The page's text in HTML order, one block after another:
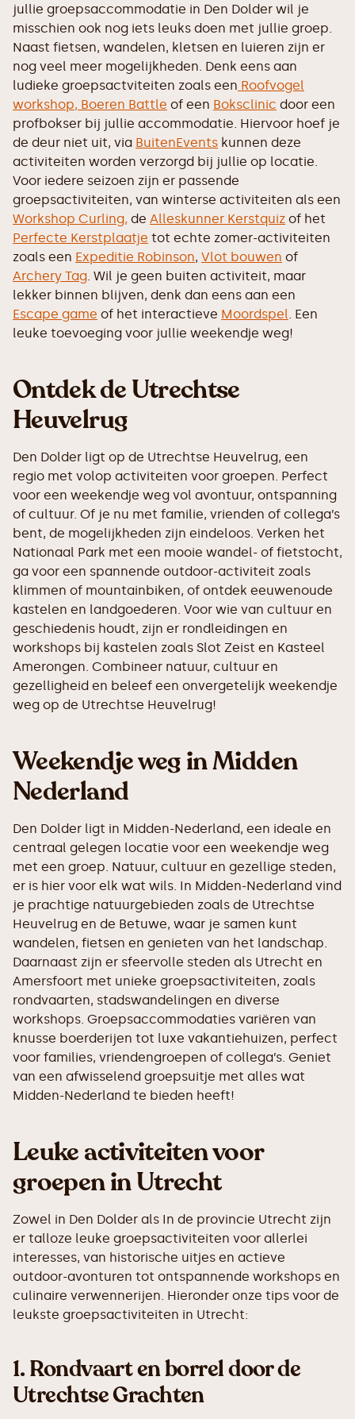
jullie groepsaccommodatie in Den Dolder wil je
misschien ook nog iets leuks doen met jullie groep.
Naast fietsen, wandelen, kletsen en luieren zijn er
nog veel meer mogelijkheden. Denk eens aan
ludieke groepsactviteiten zoals een Roofvogel
workshop, Boeren Battle of een Boksclinic door een
profbokser bij jullie accommodatie. Hiervoor hoef je
de deur niet uit, via BuitenEvents kunnen deze
activiteiten worden verzorgd bij jullie op locatie.
Voor iedere seizoen zijn er passende
groepsactiviteiten, van winterse activiteiten als een
Workshop Curling, de Alleskunner Kerstquiz of het
Perfecte Kerstplaatje tot echte zomer-activiteiten
zoals een Expeditie Robinson, Vlot bouwen of
Archery Tag. Wil je geen buiten activiteit, maar
lekker binnen blijven, denk dan eens aan een
Escape game of het interactieve Moordspel. Een
leuke toevoeging voor jullie weekendje weg!
Ontdek de Utrechtse
Heuvelrug
Den Dolder ligt op de Utrechtse Heuvelrug, een
regio met volop activiteiten voor groepen. Perfect
voor een weekendje weg vol avontuur, ontspanning
of cultuur. Of je nu met familie, vrienden of collega’s
bent, de mogelijkheden zijn eindeloos. Verken het
Nationaal Park met een mooie wandel- of fietstocht,
ga voor een spannende outdoor-activiteit zoals
klimmen of mountainbiken, of ontdek eeuwenoude
kastelen en landgoederen. Voor wie van cultuur en
geschiedenis houdt, zijn er rondleidingen en
workshops bij kastelen zoals Slot Zeist en Kasteel
Amerongen. Combineer natuur, cultuur en
gezelligheid en beleef een onvergetelijk weekendje
weg op de Utrechtse Heuvelrug!
Weekendje weg in Midden
Nederland
Den Dolder ligt in Midden-Nederland, een ideale en
centraal gelegen locatie voor een weekendje weg
met een groep. Natuur, cultuur en gezellige steden,
er is hier voor elk wat wils. In Midden-Nederland vind
je prachtige natuurgebieden zoals de Utrechtse
Heuvelrug en de Betuwe, waar je samen kunt
wandelen, fietsen en genieten van het landschap.
Daarnaast zijn er sfeervolle steden als Utrecht en
Amersfoort met unieke groepsactiviteiten, zoals
rondvaarten, stadswandelingen en diverse
workshops. Groepsaccommodaties variëren van
knusse boerderijen tot luxe vakantiehuizen, perfect
voor families, vriendengroepen of collega’s. Geniet
van een afwisselend groepsuitje met alles wat
Midden-Nederland te bieden heeft!
Leuke activiteiten voor
groepen in Utrecht
Zowel in Den Dolder als In de provincie Utrecht zijn
er talloze leuke groepsactiviteiten voor allerlei
interesses, van historische uitjes en actieve
outdoor-avonturen tot ontspannende workshops en
culinaire verwennerijen. Hieronder onze tips voor de
leukste groepsactiviteiten in Utrecht:
1.Rondvaart en borrel door de
Utrechtse Grachten